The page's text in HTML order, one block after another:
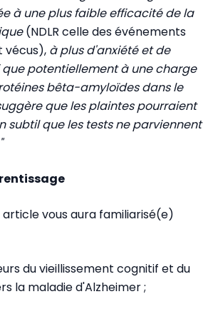
à une plus faible efficacité de la
(NDLR celle des événements
vécus), à plus d'anxiété et de
que potentiellement à une charge
bêta-amyloïdes dans le
que les plaintes pourraient
subtil que les tests ne parviennent
vous aura familiarisé(e)
du vieillissement cognitif et du
la maladie d'Alzheimer ;